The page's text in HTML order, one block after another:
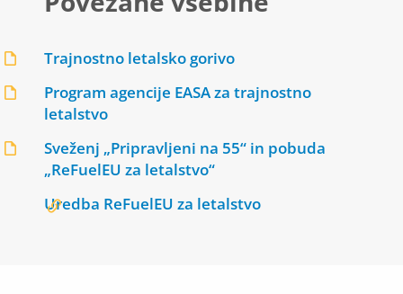
Trajnostno letalsko gorivo
Program agencije EASA za trajnostno
letalstvo
Sveženj „Pripravljeni na 55“ in pobuda
„ReFuelEU za letalstvo“
Uredba ReFuelEU za letalstvo